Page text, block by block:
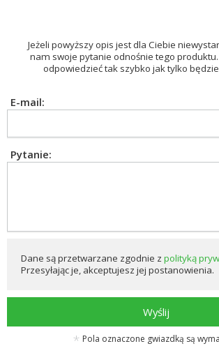
Jeżeli powyższy opis jest dla Ciebie
nam swoje pytanie odnośnie tego
odpowiedzieć tak szybko jak tylko
E-mail:
Pytanie:
Dane są przetwarzane zgodnie z polityką
Przesyłając je, akceptujesz jej postanowienia.
Wyślij
Pola oznaczone gwiazdką są